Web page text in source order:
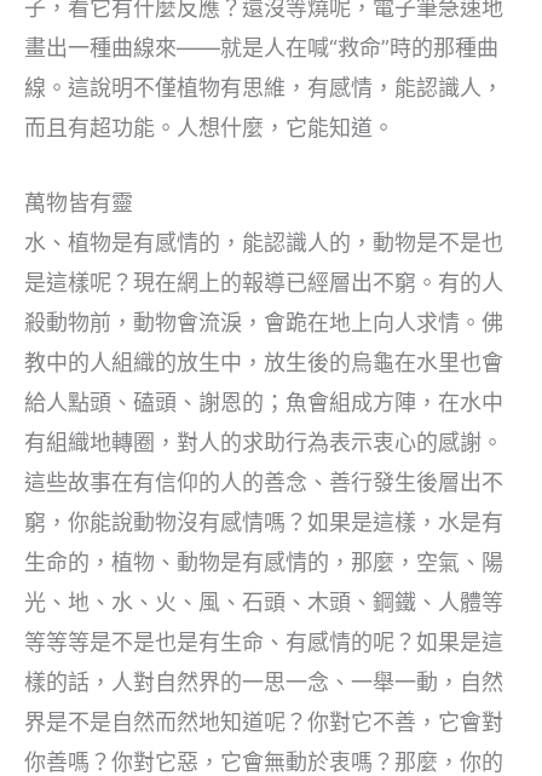
子，看它有什麼反應？還沒等燒呢，電子筆急速地
畫出一種曲線來——就是人在喊“救命”時的那種曲
線。這說明不僅植物有思維，有感情，能認識人，
而且有超功能。人想什麼，它能知道。
萬物皆有靈
水、植物是有感情的，能認識人的，動物是不是也
是這樣呢？現在網上的報導已經層出不窮。有的人
殺動物前，動物會流淚，會跪在地上向人求情。佛
教中的人組織的放生中，放生後的烏龜在水里也會
給人點頭、磕頭、謝恩的；魚會組成方陣，在水中
有組織地轉圈，對人的求助行為表示衷心的感謝。
這些故事在有信仰的人的善念、善行發生後層出不
窮，你能說動物沒有感情嗎？如果是這樣，水是有
生命的，植物、動物是有感情的，那麼，空氣、陽
光、地、水、火、風、石頭、木頭、鋼鐵、人體等
等等等是不是也是有生命、有感情的呢？如果是這
樣的話，人對自然界的一思一念、一舉一動，自然
界是不是自然而然地知道呢？你對它不善，它會對
你善嗎？你對它惡，它會無動於衷嗎？那麼，你的